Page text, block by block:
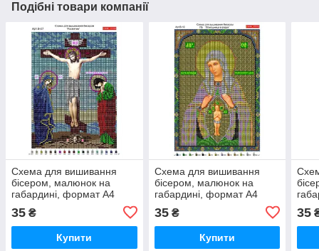
Подібні товари компанії
Схема для вишивання
бісером, малюнок на
габардині, формат А4
35 ₴
Купити
Схема для вишивання
бісером, малюнок на
габардині, формат А4
35₴
Купити
35